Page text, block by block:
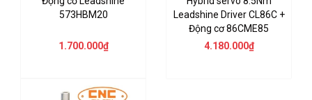
573HBM20
1.700.000₫
Leadshine Driver CL86C +
Động cơ 86CME85
4.180.000₫